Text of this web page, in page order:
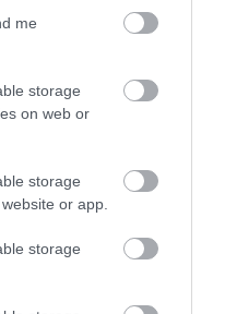
me
storage
on web or
storage
or app.
storage
07-30